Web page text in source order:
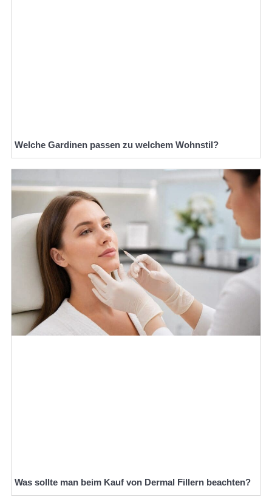
Welche Gardinen passen zu welchem Wohnstil?
Was sollte man beim Kauf von Dermal Fillern beachten?